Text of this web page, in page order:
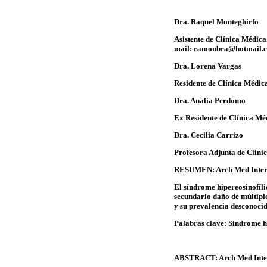
Dra. Raquel Monteghirfo
Asistente de Clínica
mail:
Dra. Lorena Vargas
Residente de Clínica
Dra. Analía Perdomo
Ex Residente de Clínica
Dra. Cecilia Carrizo
Profesora Adjunta de
RESUMEN: Arch Med
El síndrome
secundario daño de
y su prevalencia
Palabras clave: Síndrome
ABSTRACT: Arch Med